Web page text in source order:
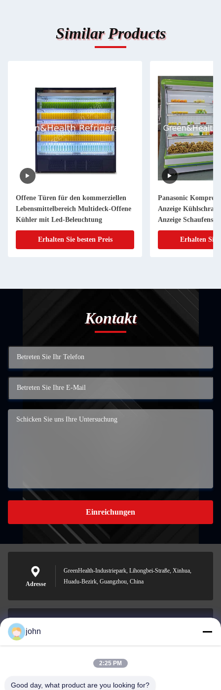
Similar Products
Offene Türen für den kommerziellen
Lebensmittelbereich Multideck-Offene
Kühler mit Led-Beleuchtung
Erhalten Sie besten Preis
Panasonic
Anzeige
Anzeige Schaufenster
Erhalten Sie
Kontakt
Einreichungen
Adresse
GreenHealth-Industriepark, Lihongbei-Straße, Xinhua,
Huadu-Bezirk, Guangzhou, China
john
2:25 PM
Good day, what product are you looking for?